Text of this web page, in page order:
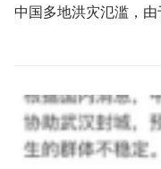
中国多地洪灾氾滥，